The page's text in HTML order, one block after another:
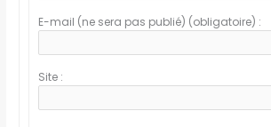
E-mail (ne sera pas publié) (obligatoire) :
Site :